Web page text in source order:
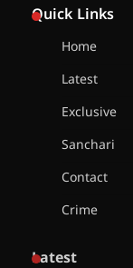
Quick Links
Home
Latest
Exclusive
Sanchari
Contact
Crime
Latest